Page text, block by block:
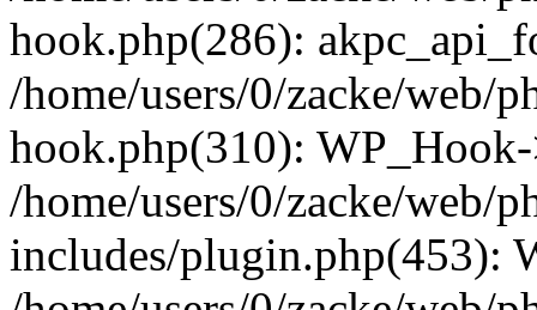
hook.php(286):
/home/users/0/zacke/web/
hook.php(310):
/home/users/0/zacke/web/
includes/plugin.php(453):